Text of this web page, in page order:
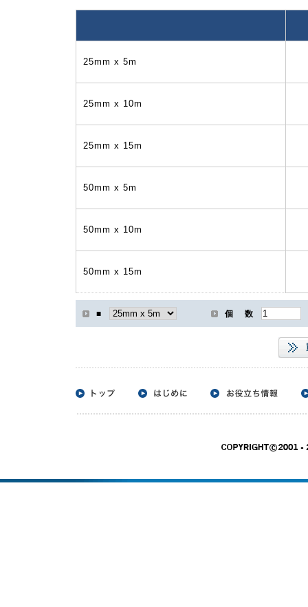
25mm x 5m
25mm x 10m
25mm x 15m
50mm x 5m
50mm x 10m
50mm x 15m
■ 個 数